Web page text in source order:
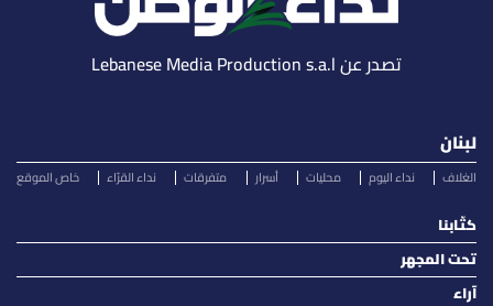
تصدر عن Lebanese Media Production s.a.l
لبنان
الغلاف نداء اليوم محليات أسرار متفرقات نداء القرّاء خاص الموقع
كتّابنا
تحت المجهر
آراء